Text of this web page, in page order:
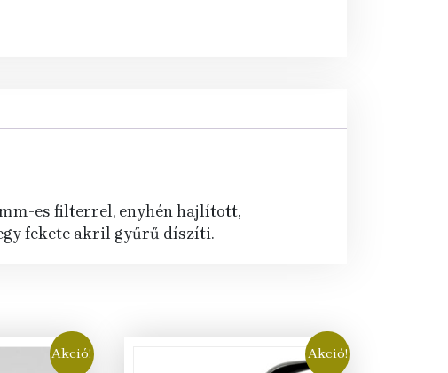
es filterrel, enyhén hajlított,
fekete akril gyűrű díszíti.
Akció! Akció!